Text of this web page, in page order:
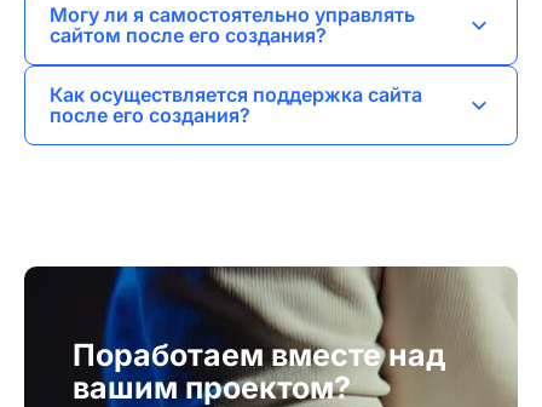
среднем это может занять от нескольких
Могу ли я самостоятельно управлять
сайтом после его создания?
для самостоятельного управления вашим
Как осуществляется поддержка сайта
после его создания?
Поработаем вместе над
вашим проектом?